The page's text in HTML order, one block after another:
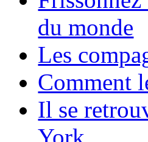
du monde
Les
Comment
Il se